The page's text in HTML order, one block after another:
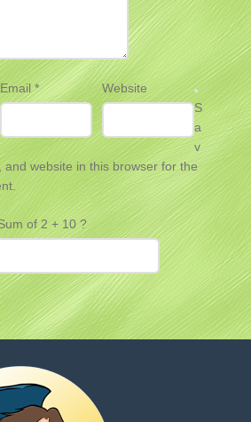
Email*
Website
S
a
v
and website in this browser for the
of 2 + 10 ?